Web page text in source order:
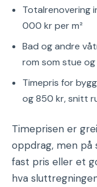
Totalrenovering
000 kr per m²
Bad og andre
rom som stue
Timepris for
og 850 kr, snitt
Timeprisen er
oppdrag, men
fast pris eller et
hva